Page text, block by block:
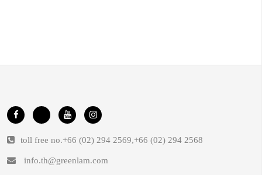
toll free no.+66 (02) 294 2569,+66 (02) 294 2568
info.th@greenlam.com